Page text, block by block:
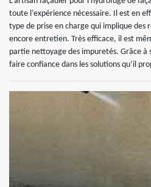
toute l’expérience nécessaire. Il est en
type de prise en charge qui implique des
encore entretien. Très efficace, il est
partie nettoyage des impuretés. Grâce à
faire confiance dans les solutions qu’il